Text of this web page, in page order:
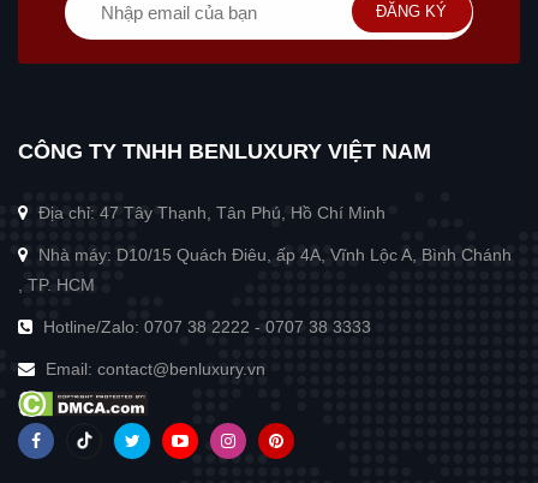
ĐĂNG KÝ
CÔNG TY TNHH BENLUXURY VIỆT NAM
Địa chỉ: 47 Tây Thạnh, Tân Phú, Hồ Chí Minh
Nhà máy: D10/15 Quách Điêu, ấp 4A, Vĩnh Lộc A, Bình Chánh
, TP. HCM
Hotline/Zalo: 0707 38 2222 - 0707 38 3333
Email: contact@benluxury.vn